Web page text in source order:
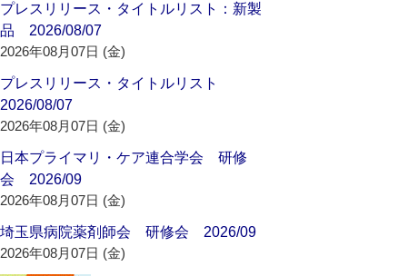
プレスリリース・タイトルリスト：新製
品 2026/08/07
2026年08月07日 (金)
プレスリリース・タイトルリスト
2026/08/07
2026年08月07日 (金)
日本プライマリ・ケア連合学会 研修
会 2026/09
2026年08月07日 (金)
埼玉県病院薬剤師会 研修会 2026/09
2026年08月07日 (金)